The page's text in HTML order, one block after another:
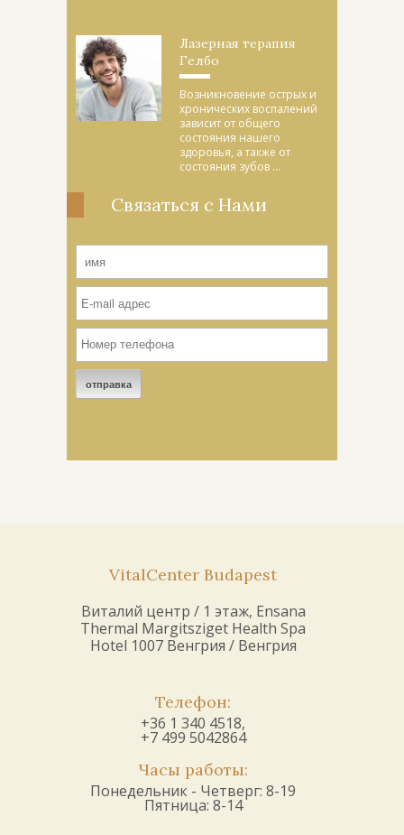
Лазерная терапия
Гелбо
Возникновение острых и
хронических воспалений
зависит от общего
состояния нашего
здоровья, а также от
состояния зубов ...
Связаться с Нами
VitalCenter Budapest
Виталий центр / 1 этаж, Ensana
Thermal Margitsziget Health Spa
Hotel 1007 Венгрия / Венгрия
Телефон:
+36 1 340 4518,
+7 499 5042864
Часы работы:
Понедельник - Четверг: 8-19
Пятница: 8-14